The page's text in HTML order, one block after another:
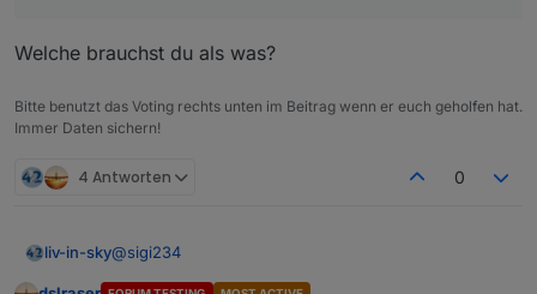
Welche brauchst du als was?
Bitte benutzt das Voting rechts unten im Beitrag wenn er euch geholfen hat.
Immer Daten sichern!
4 Antworten 0
liv-in-sky@sigi234